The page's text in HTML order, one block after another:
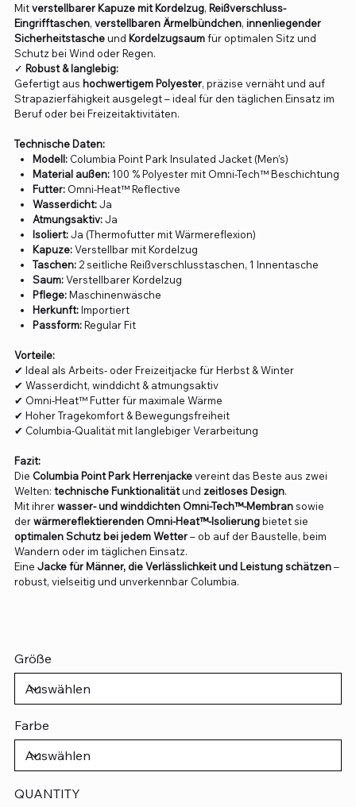
Mitverstellbarer Kapuze mit Kordelzug, Reißverschluss-
Eingrifftaschen, verstellbaren Ärmelbündchen, innenliegender
Sicherheitstascheund Kordelzugsaumfür optimalen Sitz und
Schutz bei Wind oder Regen.
✓ Robust & langlebig:
Gefertigt aus hochwertigem Polyester, präzise vernäht und auf
Strapazierfähigkeit ausgelegt – ideal für den täglichen Einsatz im
Beruf oder bei Freizeitaktivitäten.
Technische Daten:
Modell: Columbia Point Park Insulated Jacket (Men’s)
Material außen:100 % Polyester mit Omni-Tech™ Beschichtung
Futter: Omni-Heat™ Reflective
Wasserdicht:Ja
Atmungsaktiv:Ja
Isoliert:Ja (Thermofutter mit Wärmereflexion)
Kapuze:Verstellbar mit Kordelzug
Taschen: 2 seitliche Reißverschlusstaschen, 1 Innentasche
Saum:Verstellbarer Kordelzug
Pflege:Maschinenwäsche
Herkunft:Importiert
Passform:Regular Fit
Vorteile:
✔ Ideal als Arbeits- oder Freizeitjacke für Herbst & Winter
✔ Wasserdicht, winddicht & atmungsaktiv
✔ Omni-Heat™ Futter für maximale Wärme
✔ Hoher Tragekomfort & Bewegungsfreiheit
✔ Columbia-Qualität mit langlebiger Verarbeitung
Fazit:
Die Columbia Point Park Herrenjackevereint das Beste aus zwei
Welten: technische Funktionalitätund zeitloses Design.
Mit ihrerwasser- und winddichten Omni-Tech™-Membransowie
derwärmereflektierenden Omni-Heat™-Isolierungbietet sie
optimalen Schutz bei jedem Wetter– ob auf der Baustelle, beim
Wandern oder im täglichen Einsatz.
Eine Jacke für Männer, die Verlässlichkeit und Leistung schätzen–
robust, vielseitig und unverkennbar Columbia.
Größe
Farbe
QUANTITY